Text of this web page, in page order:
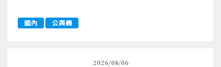
國內 公與義
2026/08/06